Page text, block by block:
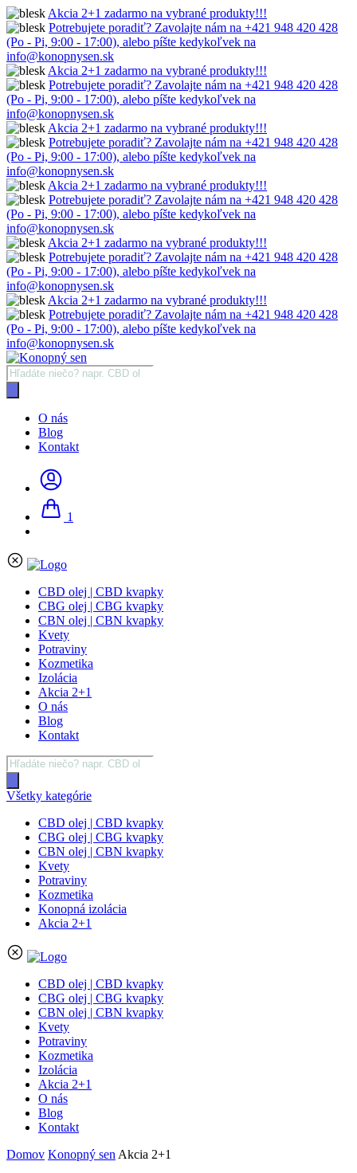
Akcia 2+1 zadarmo na vybrané produkty!!!
Potrebujete poradiť? Zavolajte nám na +421 948 420 428
(Po - Pi, 9:00 - 17:00), alebo píšte kedykoľvek na
info@konopnysen.sk
Akcia 2+1 zadarmo na vybrané produkty!!!
Potrebujete poradiť? Zavolajte nám na +421 948 420 428
(Po - Pi, 9:00 - 17:00), alebo píšte kedykoľvek na
info@konopnysen.sk
Akcia 2+1 zadarmo na vybrané produkty!!!
Potrebujete poradiť? Zavolajte nám na +421 948 420 428
(Po - Pi, 9:00 - 17:00), alebo píšte kedykoľvek na
info@konopnysen.sk
Akcia 2+1 zadarmo na vybrané produkty!!!
Potrebujete poradiť? Zavolajte nám na +421 948 420 428
(Po - Pi, 9:00 - 17:00), alebo píšte kedykoľvek na
info@konopnysen.sk
Akcia 2+1 zadarmo na vybrané produkty!!!
Potrebujete poradiť? Zavolajte nám na +421 948 420 428
(Po - Pi, 9:00 - 17:00), alebo píšte kedykoľvek na
info@konopnysen.sk
Akcia 2+1 zadarmo na vybrané produkty!!!
Potrebujete poradiť? Zavolajte nám na +421 948 420 428
(Po - Pi, 9:00 - 17:00), alebo píšte kedykoľvek na
info@konopnysen.sk
Products
search
O nás
Blog
Kontakt
1
CBD olej | CBD kvapky
CBG olej | CBG kvapky
CBN olej | CBN kvapky
Kvety
Potraviny
Kozmetika
Izolácia
Akcia 2+1
O nás
Blog
Kontakt
Products
search
Všetky kategórie
CBD olej | CBD kvapky
CBG olej | CBG kvapky
CBN olej | CBN kvapky
Kvety
Potraviny
Kozmetika
Konopná izolácia
Akcia 2+1
CBD olej | CBD kvapky
CBG olej | CBG kvapky
CBN olej | CBN kvapky
Kvety
Potraviny
Kozmetika
Izolácia
Akcia 2+1
O nás
Blog
Kontakt
Domov Konopný sen Akcia 2+1